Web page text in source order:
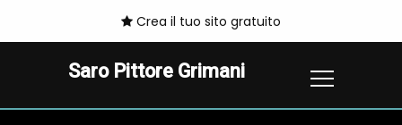
Crea il tuo sito gratuito
Saro Pittore Grimani